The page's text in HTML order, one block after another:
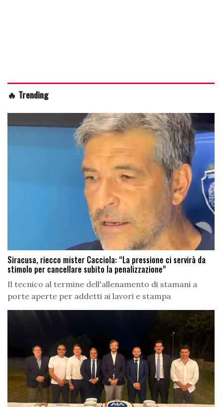
🔥 Trending
Siracusa, riecco mister Cacciola: “La pressione ci servirà da
stimolo per cancellare subito la penalizzazione”
Il tecnico al termine dell'allenamento di stamani a
porte aperte per addetti ai lavori e stampa